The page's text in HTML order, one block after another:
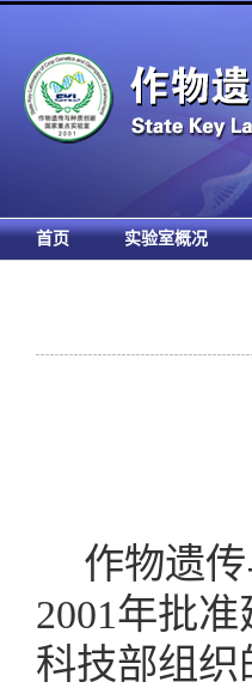
首页 实验室概况
作物遗
2001年批
科技部组